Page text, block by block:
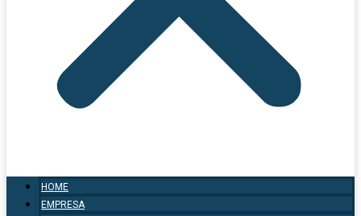
HOME
EMPRESA